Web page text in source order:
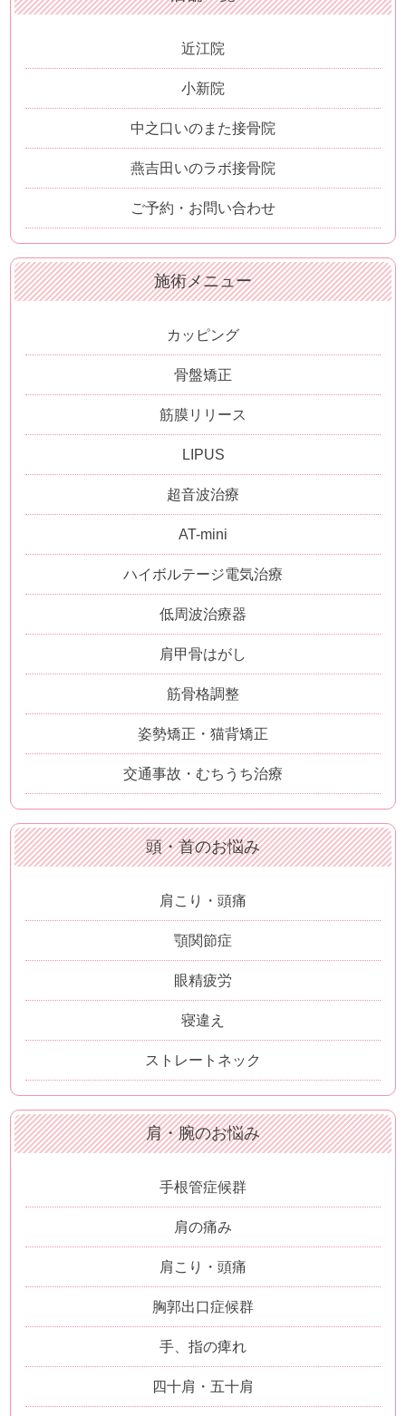
近江院
小新院
中之口いのまた接骨院
燕吉田いのラボ接骨院
ご予約・お問い合わせ
施術メニュー
カッピング
骨盤矯正
筋膜リリース
LIPUS
超音波治療
AT-mini
ハイボルテージ電気治療
低周波治療器
肩甲骨はがし
筋骨格調整
姿勢矯正・猫背矯正
交通事故・むちうち治療
頭・首のお悩み
肩こり・頭痛
顎関節症
眼精疲労
寝違え
ストレートネック
肩・腕のお悩み
手根管症候群
肩の痛み
肩こり・頭痛
胸郭出口症候群
手、指の痺れ
四十肩・五十肩